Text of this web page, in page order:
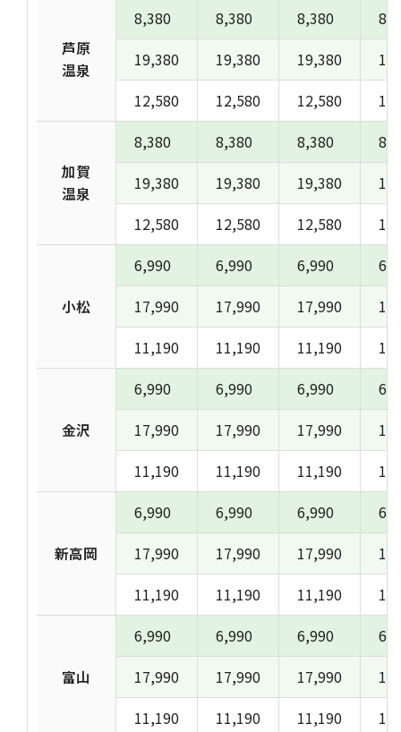
芦原
温泉
8,380 8,380 8,380
19,380
19,380 19,380
12,580
12,580 12,580
加賀
温泉
8,380 8,380 8,380
19,380
19,380 19,380
12,580
12,580 12,580
小松
6,990 6,990 6,990
17,990
17,990 17,990
11,190
11,190 11,190
金沢
6,990 6,990 6,990
17,990
17,990 17,990
11,190
11,190 11,190
新高岡
6,990 6,990 6,990
17,990
17,990 17,990
11,190
11,190 11,190
富山
6,990 6,990 6,990
17,990
17,990 17,990
11,190
11,190 11,190